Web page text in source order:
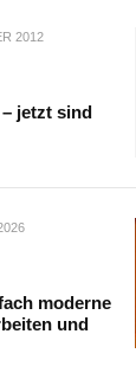
2012
jetzt sind
moderne
und